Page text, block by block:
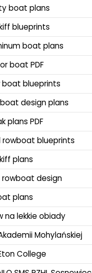
boat plans
blueprints
boat plans
boat PDF
blueprints
design plans
plans PDF
blueprints
plans
design
plans
na lekkie obiady
Mohylańskiej
College